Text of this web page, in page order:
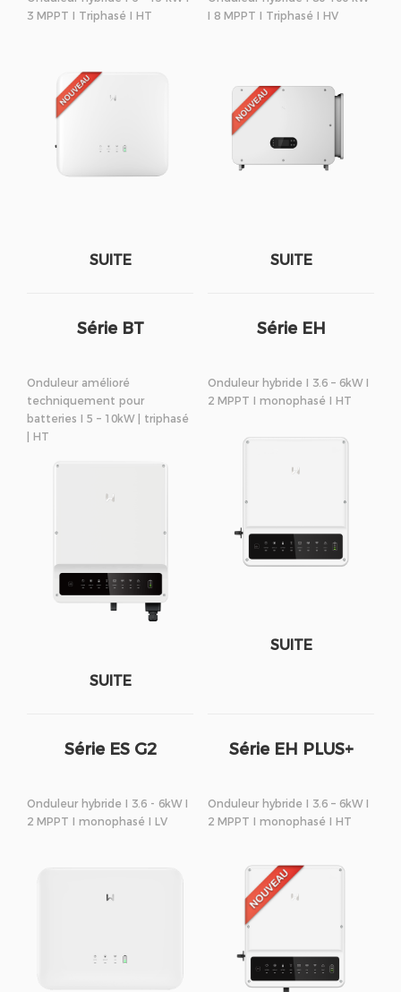
3 MPPT I Triphasé I HT
SUITE
I 8 MPPT I Triphasé I HV
SUITE
Série BT
Onduleur amélioré
techniquement pour
batteries I 5 – 10kW | triphasé
| HT
SUITE
Série EH
Onduleur hybride I 3.6 – 6kW I
2 MPPT I monophasé I HT
SUITE
Série ES G2
Onduleur hybride I 3.6 - 6kW I
2 MPPT I monophasé I LV
Série EH PLUS+
Onduleur hybride I 3.6 – 6kW I
2 MPPT I monophasé I HT